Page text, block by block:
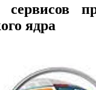
сервисов
ядра